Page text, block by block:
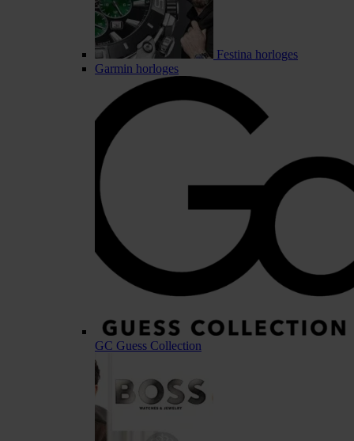
Festina horloges
Garmin horloges
GC Guess Collection